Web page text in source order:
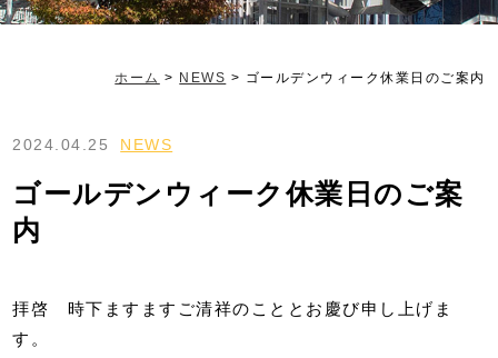
ホーム > NEWS > ゴールデンウィーク休業日のご案内
2024.04.25 NEWS
ゴールデンウィーク休業日のご案
内
拝啓 時下ますますご清祥のこととお慶び申し上げま
す。